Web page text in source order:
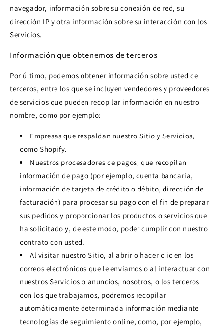
navegador, información sobre su conexión de red, su
dirección IP y otra información sobre su interacción con los
Servicios.
Información que obtenemos de terceros
Por último, podemos obtener información sobre usted de
terceros, entre los que se incluyen vendedores y proveedores
de servicios que pueden recopilar información en nuestro
nombre, como por ejemplo:
Empresas que respaldan nuestro Sitio y Servicios,
como Shopify.
Nuestros procesadores de pagos, que recopilan
información de pago (por ejemplo, cuenta bancaria,
información de tarjeta de crédito o débito, dirección de
facturación) para procesar su pago con el fin de preparar
sus pedidos y proporcionar los productos o servicios que
ha solicitado y, de este modo, poder cumplir con nuestro
contrato con usted.
Al visitar nuestro Sitio, al abrir o hacer clic en los
correos electrónicos que le enviamos o al interactuar con
nuestros Servicios o anuncios, nosotros, o los terceros
con los que trabajamos, podremos recopilar
automáticamente determinada información mediante
tecnologías de seguimiento online, como, por ejemplo,